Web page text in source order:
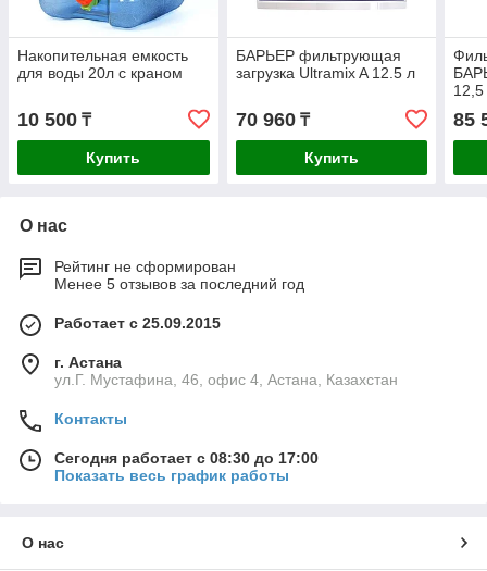
Накопительная емкость
для воды 20л с краном
10 500 ₸
Купить
БАРЬЕР фильтрующая
загрузка Ultramix A 12.5 л
70 960₸
Купить
12,5
85
О нас
Рейтинг не сформирован
Менее 5 отзывов за последний год
Работает с 25.09.2015
г. Астана
ул.Г. Мустафина, 46, офис 4, Астана, Казахстан
Контакты
Сегодня работает с 08:30 до 17:00
Показать весь график работы
О нас